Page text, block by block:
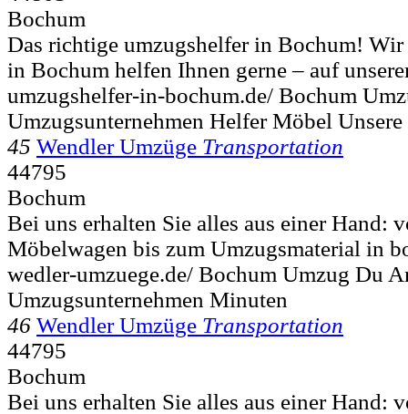
Bochum
Das richtige umzugshelfer in Bochum! Wir
in Bochum helfen Ihnen gerne – auf
umzugshelfer-in-bochum.de/ Bochum
Umzugsunternehmen Helfer Möbel Unsere
45 Wendler Umzüge Transportation
44795
Bochum
Bei uns erhalten Sie alles aus einer Hand:
Möbelwagen bis zum Umzugsmaterial in
wedler-umzuege.de/ Bochum Umzug Du
Umzugsunternehmen Minuten
46 Wendler Umzüge Transportation
44795
Bochum
Bei uns erhalten Sie alles aus einer Hand: